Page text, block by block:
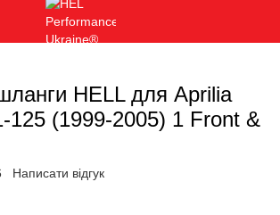
HELL для Aprilia
125 (1999-2005) 1 Front &
Написати відгук